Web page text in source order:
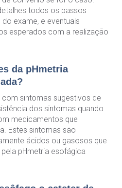
todos os passos
exame, e eventuais
esperados com a realização
da pHmetria
com sintomas sugestivos de
dos sintomas quando
medicamentos que
Estes sintomas são
ácidos ou gasosos que
pHmetria esofágica